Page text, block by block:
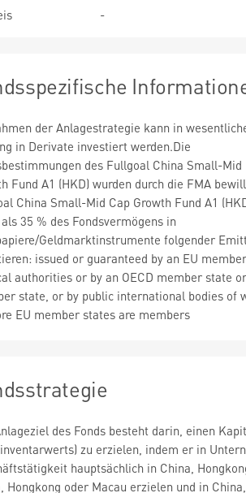
-
der Anlagestrategie kann in
in Derivate investiert werden.Die
des Fullgoal China Small-Mid
Fund A1 (HKD) wurden durch die FMA
China Small-Mid Cap Growth Fund A1
35 % des Fondsvermögens in
Geldmarktinstrumente folgender
issued or guaranteed by an EU
authorities or by an OECD member state
state, or by public international bodies of
EU member states are members
des Fonds besteht darin, einen
zu erzielen, indem er in
hauptsächlich in China,
Hongkong oder Macau erzielen und in